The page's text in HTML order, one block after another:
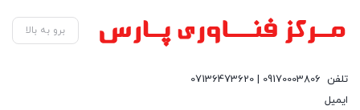
برو به بالا
تلفن 09170003806 | 07136473620
ایمیل